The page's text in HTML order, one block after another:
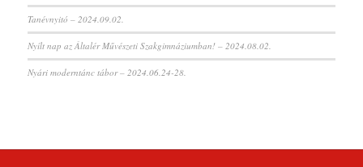
Tanévnyitó – 2024.09.02.
Nyílt nap az Általér Művészeti Szakgimnáziumban! – 2024.08.02.
Nyári moderntánc tábor – 2024.06.24-28.